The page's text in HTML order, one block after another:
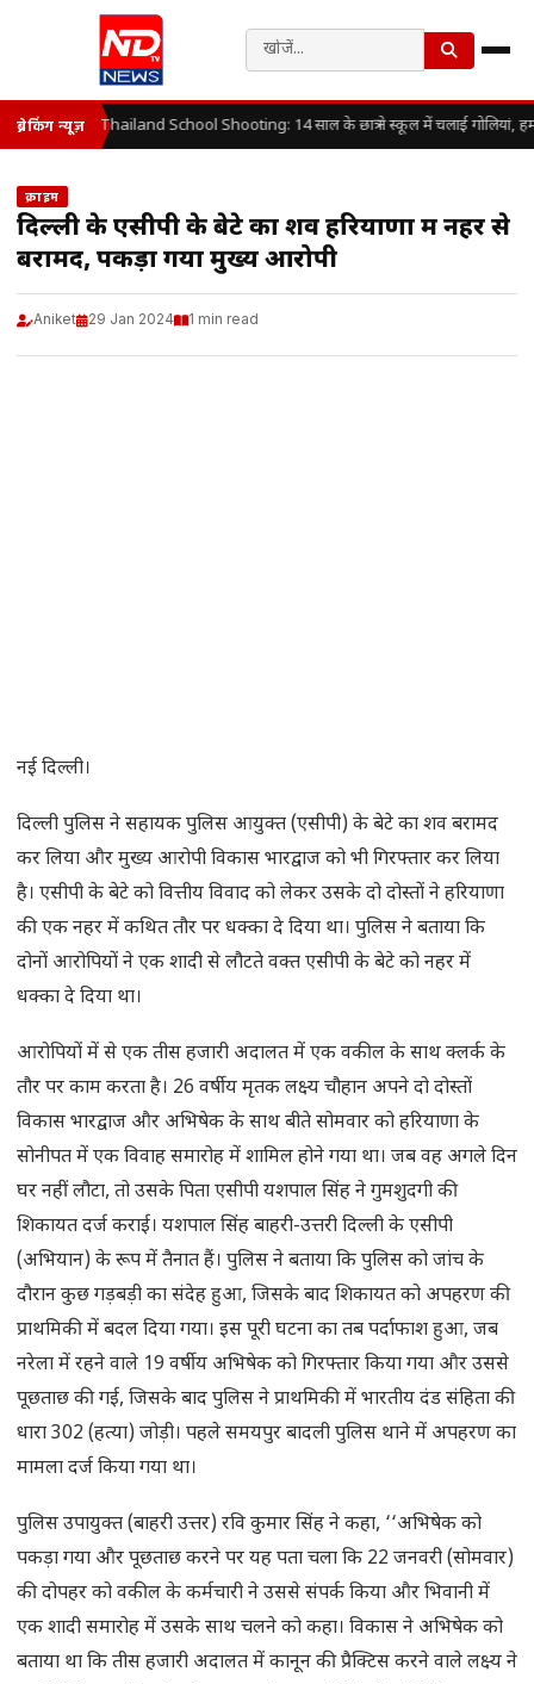
ब्रेकिंग न्यूज़ Thailand School Shooting: 14 साल के छात्र ने स्कूल में चलाई गोलियां,
क्राइम
दिल्ली के एसीपी के बेटे का शव हरियाणा में नहर से
बरामद, पकड़ा गया मुख्य आरोपी
Aniket 29 Jan 2024 1 min read
नई दिल्ली।
दिल्ली पुलिस ने सहायक पुलिस आयुक्त (एसीपी) के बेटे का शव बरामद
कर लिया और मुख्य आरोपी विकास भारद्वाज को भी गिरफ्तार कर लिया
है। एसीपी के बेटे को वित्तीय विवाद को लेकर उसके दो दोस्तों ने हरियाणा
की एक नहर में कथित तौर पर धक्का दे दिया था। पुलिस ने बताया कि
दोनों आरोपियों ने एक शादी से लौटते वक्त एसीपी के बेटे को नहर में
धक्का दे दिया था।
आरोपियों में से एक तीस हजारी अदालत में एक वकील के साथ क्लर्क के
तौर पर काम करता है। 26 वर्षीय मृतक लक्ष्य चौहान अपने दो दोस्तों
विकास भारद्वाज और अभिषेक के साथ बीते सोमवार को हरियाणा के
सोनीपत में एक विवाह समारोह में शामिल होने गया था। जब वह अगले दिन
घर नहीं लौटा, तो उसके पिता एसीपी यशपाल सिंह ने गुमशुदगी की
शिकायत दर्ज कराई। यशपाल सिंह बाहरी-उत्तरी दिल्ली के एसीपी
(अभियान) के रूप में तैनात हैं। पुलिस ने बताया कि पुलिस को जांच के
दौरान कुछ गड़बड़ी का संदेह हुआ, जिसके बाद शिकायत को अपहरण की
प्राथमिकी में बदल दिया गया। इस पूरी घटना का तब पर्दाफाश हुआ, जब
नरेला में रहने वाले 19 वर्षीय अभिषेक को गिरफ्तार किया गया और उससे
पूछताछ की गई, जिसके बाद पुलिस ने प्राथमिकी में भारतीय दंड संहिता की
धारा 302 (हत्या) जोड़ी। पहले समयपुर बादली पुलिस थाने में अपहरण का
मामला दर्ज किया गया था।
पुलिस उपायुक्त (बाहरी उत्तर) रवि कुमार सिंह ने कहा, ‘‘अभिषेक को
पकड़ा गया और पूछताछ करने पर यह पता चला कि 22 जनवरी (सोमवार)
की दोपहर को वकील के कर्मचारी ने उससे संपर्क किया और भिवानी में
एक शादी समारोह में उसके साथ चलने को कहा। विकास ने अभिषेक को
बताया था कि तीस हजारी अदालत में कानून की प्रैक्टिस करने वाले लक्ष्य ने